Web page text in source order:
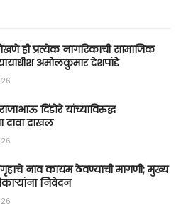
ही प्रत्येक नागरिकाची सामाजिक
अमोलकुमार देशपांडे
दिंडोरे यांच्याविरुद्ध
दावा दाखल
नाव कायम ठेवण्याची मागणी; मुख्य
निवेदन